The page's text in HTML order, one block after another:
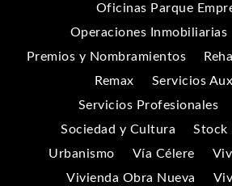
Oficinas Parque
Operaciones Inmobiliarias
Premios y Nombramientos
Remax
Servicios
Servicios Profesionales
Sociedad y Cultura
Stock
Urbanismo
Vía Célere
Vivienda Obra Nueva